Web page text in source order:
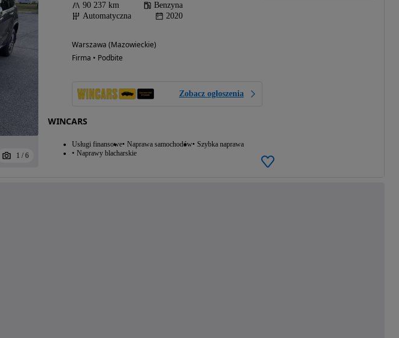
1 / 6
90 237 km
Benzyna
Automatyczna
2020
Warszawa (Mazowieckie)
Firma • Podbite
Zobacz ogłoszenia
WINCARS
Usługi finansowe Naprawa samochodów Szybka naprawa
Naprawy blacharskie